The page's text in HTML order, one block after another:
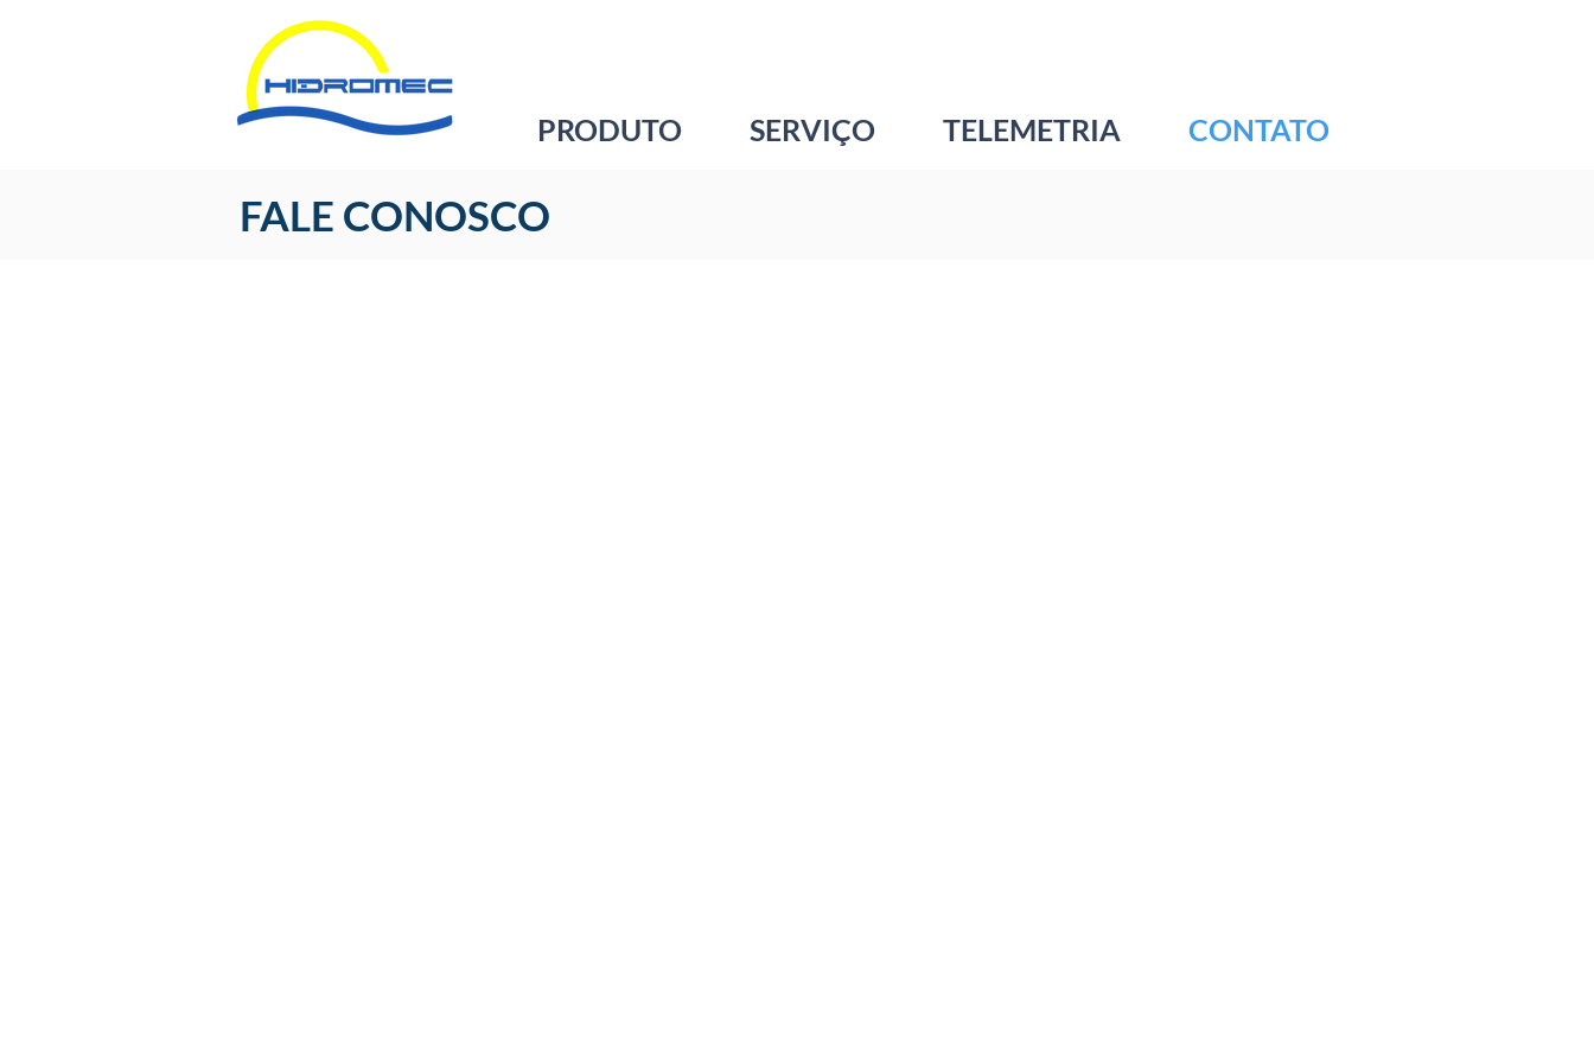
PRODUTO SERVIÇO TELEMETRIA CONTATO
FALE CONOSCO